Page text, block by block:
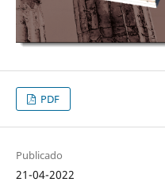
PDF
Publicado
21-04-2022